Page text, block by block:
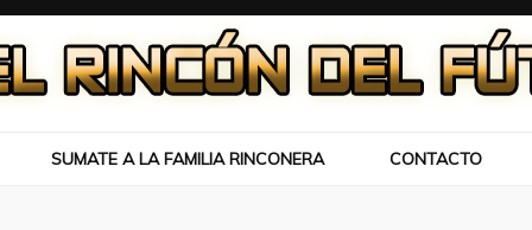
SUMATE A LA FAMILIA RINCONERA CONTACTO